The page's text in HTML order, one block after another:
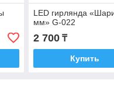
LED гирлянда
мм» G-022
2 700₸
Купить